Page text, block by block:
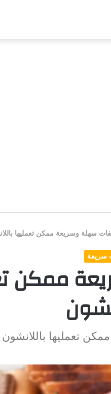
سهلة وسريعة ممكن تعمليها
سريعة
ممكن
تعمليها باللانشون